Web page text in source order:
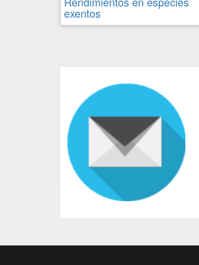
exentos